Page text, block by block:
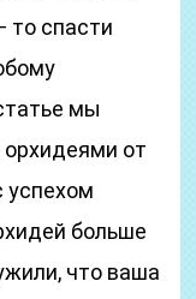
то спасти
мы
орхидеями от
успехом
больше
что ваша